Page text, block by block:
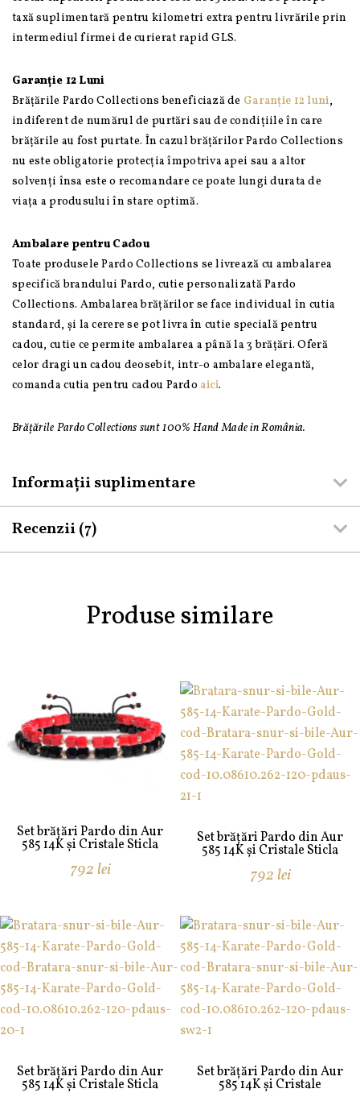
taxă suplimentară pentru kilometri extra pentru livrările prin
intermediul firmei de curierat rapid GLS.
Garanție 12 Luni
Brățările Pardo Collections beneficiază de Garanție 12 luni,
indiferent de numărul de purtări sau de condițiile în care
brățările au fost purtate. În cazul brățărilor Pardo Collections
nu este obligatorie protecția împotriva apei sau a altor
solvenți însa este o recomandare ce poate lungi durata de
viața a produsului în stare optimă.
Ambalare pentru Cadou
Toate produsele Pardo Collections se livrează cu ambalarea
specifică brandului Pardo, cutie personalizată Pardo
Collections. Ambalarea brățărilor se face individual în cutia
standard, și la cerere se pot livra în cutie specială pentru
cadou, cutie ce permite ambalarea a până la 3 brățări. Oferă
celor dragi un cadou deosebit, intr-o ambalare elegantă,
comanda cutia pentru cadou Pardo aici.
Brățările Pardo Collections sunt 100% Hand Made in România.
Informații suplimentare
Recenzii (7)
Produse similare
Set brățări Pardo din Aur
585 14K și Cristale Sticla
792lei
Set brățări Pardo din Aur
585 14K și Cristale Sticla
792lei
Set brățări Pardo din Aur
585 14K și Cristale Sticla
Set brățări Pardo din Aur
585 14K și Cristale